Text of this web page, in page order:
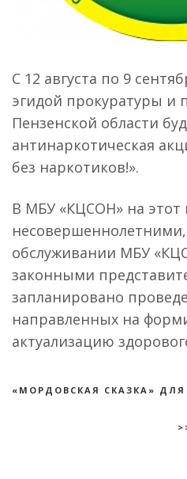
С 12 августа по 9
эгидой прокуратуры и
Пензенской области
антинаркотическая
без наркотиков!».
В МБУ «КЦСОН» на этот
обслуживании МБУ
законными
запланировано
направленных на
актуализацию
«МОРДОВСКАЯ СКАЗКА» ДЛЯ